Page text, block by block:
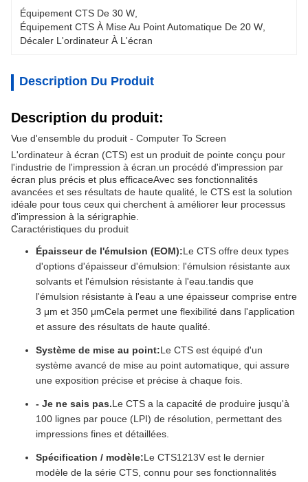
Équipement CTS De 30 W
Équipement CTS À Mise Au Point Automatique De 20 W
Décaler L'ordinateur À L'écran
Description Du Produit
Description du produit:
Vue d'ensemble du produit - Computer To Screen
L'ordinateur à écran (CTS) est un produit de pointe conçu pour
l'industrie de l'impression à écran.un procédé d'impression par
écran plus précis et plus efficaceAvec ses fonctionnalités
avancées et ses résultats de haute qualité, le CTS est la solution
idéale pour tous ceux qui cherchent à améliorer leur processus
d'impression à la sérigraphie.
Caractéristiques du produit
Épaisseur de l'émulsion (EOM):Le CTS offre deux types
d'options d'épaisseur d'émulsion: l'émulsion résistante aux
solvants et l'émulsion résistante à l'eau.tandis que
l'émulsion résistante à l'eau a une épaisseur comprise entre
3 μm et 350 μmCela permet une flexibilité dans l'application
et assure des résultats de haute qualité.
Système de mise au point:Le CTS est équipé d'un
système avancé de mise au point automatique, qui assure
une exposition précise et précise à chaque fois.
- Je ne sais pas.Le CTS a la capacité de produire jusqu'à
100 lignes par pouce (LPI) de résolution, permettant des
impressions fines et détaillées.
Spécification / modèle:Le CTS1213V est le dernier
modèle de la série CTS, connu pour ses fonctionnalités